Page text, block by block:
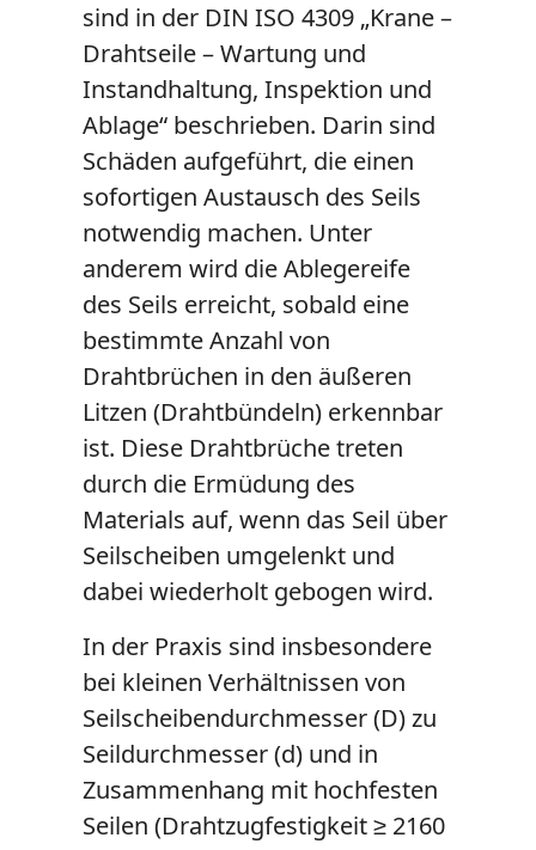
sind in der DIN ISO 4309 „Krane –
Drahtseile – Wartung und
Instandhaltung, Inspektion und
Ablage“ beschrieben. Darin sind
Schäden aufgeführt, die einen
sofortigen Austausch des Seils
notwendig machen. Unter
anderem wird die Ablegereife
des Seils erreicht, sobald eine
bestimmte Anzahl von
Drahtbrüchen in den äußeren
Litzen (Drahtbündeln) erkennbar
ist. Diese Drahtbrüche treten
durch die Ermüdung des
Materials auf, wenn das Seil über
Seilscheiben umgelenkt und
dabei wiederholt gebogen wird.
In der Praxis sind insbesondere
bei kleinen Verhältnissen von
Seilscheibendurchmesser (D) zu
Seildurchmesser (d) und in
Zusammenhang mit hochfesten
Seilen (Drahtzugfestigkeit ≥ 2160